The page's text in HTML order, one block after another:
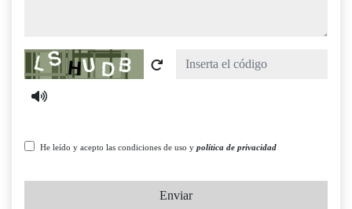
Captcha
He leído y acepto las condiciones de uso y política de privacidad
Enviar